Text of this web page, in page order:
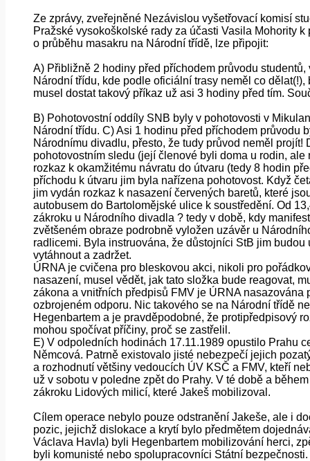
Ze zprávy, zveřejněné Nezávislou vyšetřovací komisí
Pražské vysokoškolské rady za účasti Vasila Mohority
o průběhu masakru na Národní třídě, lze připojit:
A) Přibližně 2 hodiny před příchodem průvodu
Národní třídu, kde podle oficiální trasy neměl co
musel dostat takový příkaz už asi 3 hodiny před tím.
B) Pohotovostní oddíly SNB byly v pohotovosti v
Národní třídu. C) Asi 1 hodinu před příchodem průvodu
Národnímu divadlu, přesto, že tudy průvod neměl
pohotovostním sledu (její členové byli doma u rodin,
rozkaz k okamžitému návratu do útvaru (tedy 8 hodin
příchodu k útvaru jim byla nařízena pohotovost. Když
jim vydán rozkaz k nasazení červených baretů, které
autobusem do Bartolomějské ulice k soustředění. Od
zákroku u Národního divadla ? tedy v době, kdy
zvětšeném obraze podrobně vyložen uzávěr u
radlicemi. Byla instruována, že důstojníci StB jim
vytáhnout a zadržet.
ÚRNA je cvičena pro bleskovou akci, nikoli pro
nasazení, musel vědět, jak tato složka bude reagovat,
zákona a vnitřních předpisů FMV je ÚRNA
ozbrojeném odporu. Nic takového se na Národní třídě
Hegenbartem a je pravděpodobné, že protipředpisový
mohou spočívat příčiny, proč se zastřelil.
E) V odpoledních hodinách 17.11.1989 opustilo Prahu
Němcová. Patrně existovalo jisté nebezpečí jejich
a rozhodnutí většiny vedoucích ÚV KSČ a FMV, kteří
už v sobotu v poledne zpět do Prahy. V té době a
zákroku Lidových milicí, které Jakeš mobilizoval.
Cílem operace nebylo pouze odstranění Jakeše, ale i
pozic, jejichž dislokace a krytí bylo předmětem
Václava Havla) byli Hegenbartem mobilizování herci,
byli komunisté nebo spolupracovníci Státní bezpečnosti.